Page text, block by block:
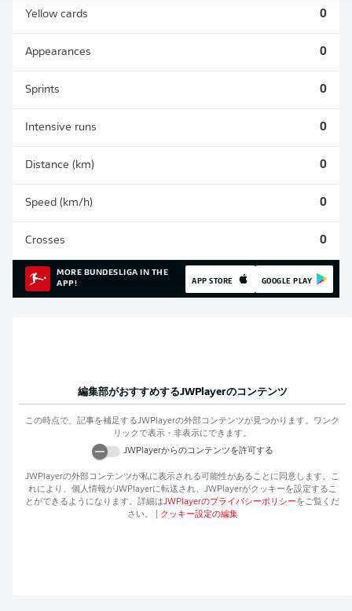
Yellow cards 0
Appearances 0
Sprints 0
Intensive runs 0
Distance (km) 0
Speed (km/h) 0
Crosses 0
MORE BUNDESLIGA IN THE
APP!
APP STORE GOOGLE PLAY
編集部がおすすめするJWPlayerのコンテンツ
この時点で、記事を補足するJWPlayerの外部コンテンツが見つかります。ワンク
リックで表示・非表示にできます。
JWPlayerからのコンテンツを許可する
JWPlayerの外部コンテンツが私に表示される可能性があることに同意します。こ
れにより、個人情報がJWPlayerに転送され、 JWPlayerがクッキーを設定するこ
とができるようになります。詳細はJWPlayerのプライバシーポリシーをご覧くだ
さい。
クッキー設定の編集